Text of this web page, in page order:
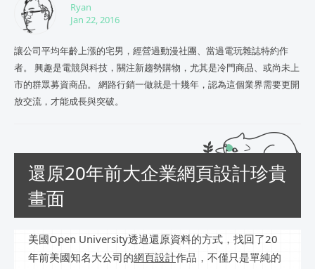
Ryan
Jan 22, 2016
讓公司平均年齡上漲的宅男，經營過動漫社團、當過電玩雜誌特約作
者。 興趣是電競與科技，關注新趨勢購物，尤其是冷門商品、或尚未上
市的群眾募資商品。 網路行銷一做就是十幾年，認為這個業界需要更開
放交流，才能成長與突破。
還原20年前大企業網頁設計珍貴
畫面
美國Open University透過還原資料的方式，找回了20
年前美國知名大公司的網頁設計作品，不僅只是單純的